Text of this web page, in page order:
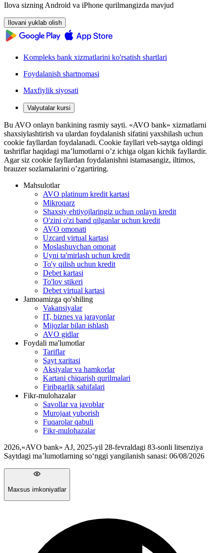
Ilova sizning Android va iPhone qurilmangizda mavjud
Ilovani yuklab olish
Kompleks bank xizmatlarini ko'rsatish shartlari
Foydalanish shartnomasi
Maxfiylik siyosati
Valyutalar kursi
Bu AVO onlayn bankining rasmiy sayti. «AVO bank» xizmatlarni
shaxsiylashtirish va ulardan foydalanish sifatini yaxshilash uchun
cookie fayllardan foydalanadi. Cookie fayllari veb-saytga oldingi
tashriflar haqidagi ma’lumotlarni o’z ichiga olgan kichik fayllardir.
Agar siz cookie fayllardan foydalanishni istamasangiz, iltimos,
brauzer sozlamalarini o’zgartiring.
Mahsulotlar
AVO platinum kredit kartasi
Mikroqarz
Shaxsiy ehtiyojlaringiz uchun onlayn kredit
O'zini o'zi band qilganlar uchun kredit
AVO omonati
Uzcard virtual kartasi
Moslashuvchan omonat
Uyni ta'mirlash uchun kredit
To'y qilish uchun kredit
Debet kartasi
To'lov stikeri
Debet virtual kartasi
Jamoamizga qo'shiling
Vakansiyalar
IT, biznes va jarayonlar
Mijozlar bilan ishlash
AVO gidlar
Foydali ma'lumotlar
Tariflar
Sayt xaritasi
Aksiyalar va hamkorlar
Kartani chiqarish qurilmalari
Firibgarlik sahifalari
Fikr-mulohazalar
Savollar va javoblar
Murojaat yuborish
Fuqarolar qabuli
Fikr-mulohazalar
2026,«AVO bank» AJ, 2025-yil 28-fevraldagi 83-sonli litsenziya
Saytdagi ma’lumotlarning so‘nggi yangilanish sanasi: 06/08/2026
Maxsus imkoniyatlar